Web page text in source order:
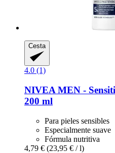
Cesta
4.0 (1)
NIVEA MEN -​
200 ml
Para pieles sensibles
Especialmente suave
Fórmula nutritiva
4,79 € (23,95 € / l)